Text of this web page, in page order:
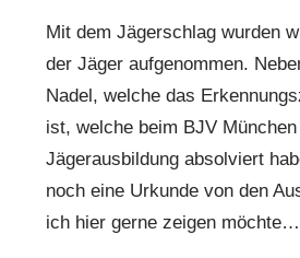
Mit dem Jägerschlag wurden
der Jäger aufgenommen.
Nadel, welche das
ist, welche beim BJV
Jägerausbildung absolviert
noch eine Urkunde von den
ich hier gerne zeigen möchte…